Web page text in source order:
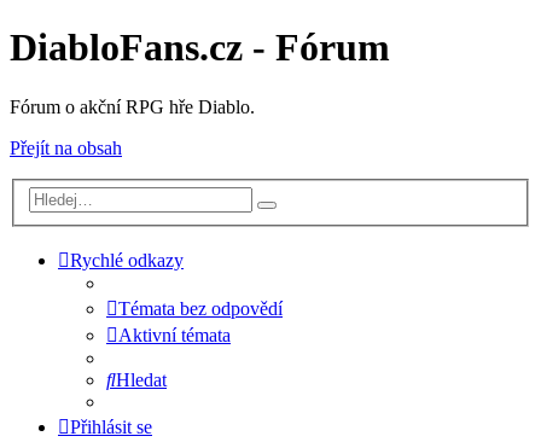
DiabloFans.cz - Fórum
Fórum o akční RPG hře Diablo.
Přejít na obsah
Rychlé odkazy
Témata bez odpovědí
Aktivní témata
Hledat
Přihlásit se